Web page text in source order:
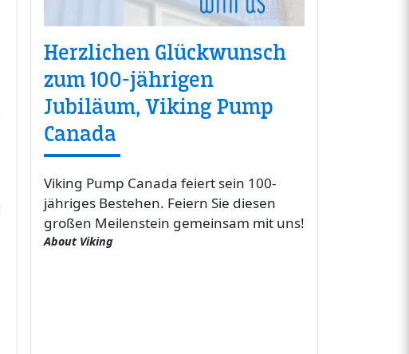
Herzlichen Glückwunsch
zum 100-jährigen
Jubiläum, Viking Pump
Canada
Viking Pump Canada feiert sein 100-
jähriges Bestehen. Feiern Sie diesen
großen Meilenstein gemeinsam mit uns!
About Viking